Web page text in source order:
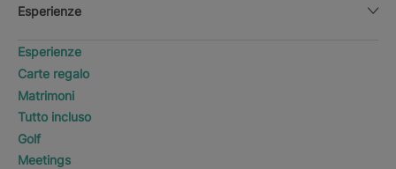
Esperienze
Esperienze
Carte regalo
Matrimoni
Tutto incluso
Golf
Meetings